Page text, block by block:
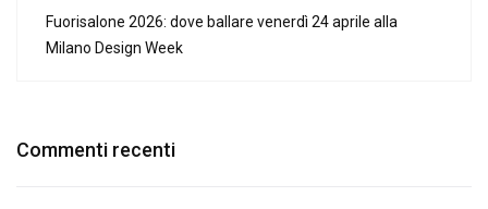
Fuorisalone 2026: dove ballare venerdì 24 aprile alla
Milano Design Week
Commenti recenti